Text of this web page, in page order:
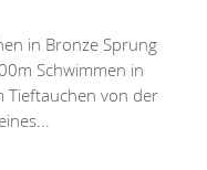
in Bronze Sprung
Schwimmen in
Tieftauchen von der